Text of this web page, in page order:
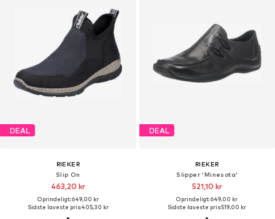
DEAL
RIEKER
Slip On
463,20 kr
Oprindeligt: 649,00 kr
Sidste laveste pris:405,30 kr
DEAL
RIEKER
Slipper 'Minesota'
521,10 kr
Oprindeligt: 649,00 kr
Sidste laveste pris:519,00 kr